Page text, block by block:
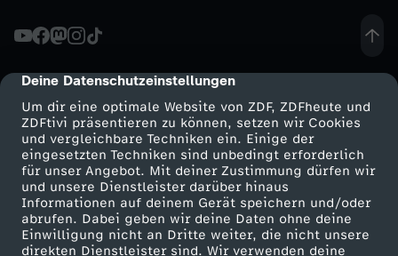
cmp-dialog-description
Deine Datenschutzeinstellungen
Um dir eine optimale Website von ZDF, ZDFheute und
ZDFtivi präsentieren zu können, setzen wir Cookies
und vergleichbare Techniken ein. Einige der
eingesetzten Techniken sind unbedingt erforderlich
für unser Angebot. Mit deiner Zustimmung dürfen wir
und unsere Dienstleister darüber hinaus
Informationen auf deinem Gerät speichern und/oder
abrufen. Dabei geben wir deine Daten ohne deine
Einwilligung nicht an Dritte weiter, die nicht unsere
direkten Dienstleister sind. Wir verwenden deine
b
u
n
d
e
Mehr ZDF
ZDF-Apps
Smart TV
Service
ZDFmitreden
Kontakt zum ZDF